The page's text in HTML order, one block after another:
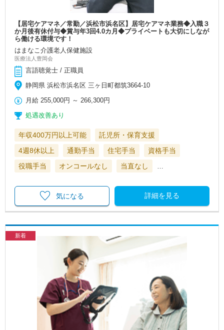
【居宅ケアマネ／常勤／浜松市浜名区】居宅ケアマネ業務◆入職３
か月後有休付与◆賞与年3回4.0カ月◆プライベートも大切にしなが
ら働ける環境です！
はまなこ介護老人保健施設
医療法人豊岡会
言語聴覚士 / 正職員
静岡県 浜松市浜名区 三ヶ日町都筑3664-10
月給 255,000円 ～ 266,300円
処遇改善あり
年収400万円以上可能
託児所・保育支援
4週8休以上
通勤手当 住宅手当
資格手当
役職手当
オンコールなし 当直なし
詳細を見る
気になる
新着